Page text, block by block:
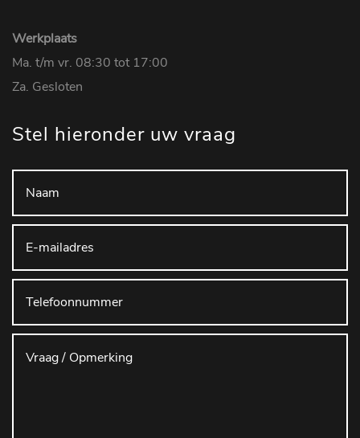
Werkplaats
Ma. t/m vr. 08:30 tot 17:00
Za. Gesloten
Stel hieronder uw vraag